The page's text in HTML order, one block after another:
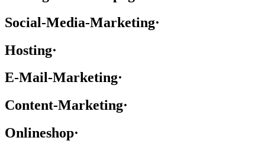
Social-Media-Marketing·
Hosting·
E-Mail-Marketing·
Content-Marketing·
Onlineshop·